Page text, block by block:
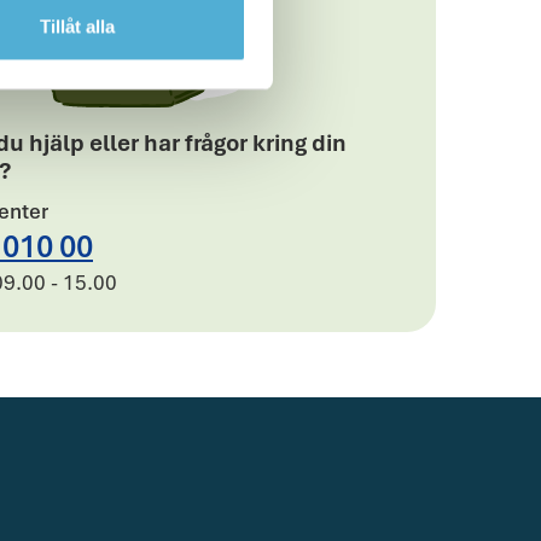
Tillåt alla
hjälp eller har frågor kring din
00Telefonnummer till Löf
(Klicka för att ringa upp)
- 15.00